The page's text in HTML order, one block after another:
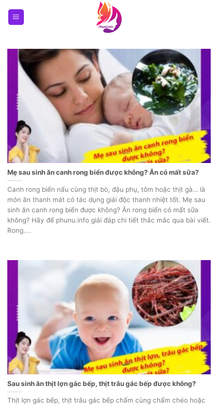
Mẹ sau sinh ăn canh rong biển được không? Ăn có mất sữa?
Canh rong biển nấu cùng thịt bò, đậu phụ, tôm hoặc thịt gà… là
món ăn thanh mát có tác dụng giải độc thanh nhiệt tốt. Mẹ sau
sinh ăn canh rong biển được không? Ăn rong biển có mất sữa
không? Hãy để phunu.info giải đáp chi tiết thắc mắc qua bài viết.
Rong....
Sau sinh ăn thịt lợn gác bếp, thịt trâu gác bếp được không?
Thịt lợn gác bếp, thịt trâu gác bếp chấm cùng chẩm chéo hoặc